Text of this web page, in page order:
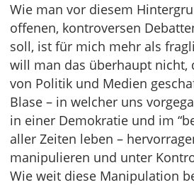
Wie man vor diesem
offenen, kontroversen
soll, ist für mich mehr als
will man das überhaupt nicht,
von Politik und Medien
Blase – in welcher uns
in einer Demokratie und im
aller Zeiten leben –
manipulieren und unter
Wie weit diese Manipulation